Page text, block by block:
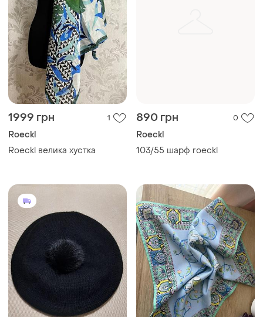
1999 грн 1
Roeckl
Roeckl велика хустка
890 грн 0
Roeckl
103/55 шарф roeckl